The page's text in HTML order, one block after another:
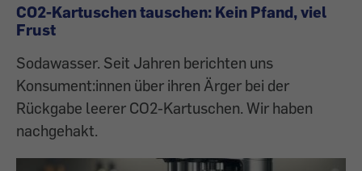
CO2-Kartuschen tauschen: Kein Pfand, viel
Frust
Sodawasser. Seit Jahren berichten uns
Konsument:innen über ihren Ärger bei der
Rückgabe leerer CO2-Kartuschen. Wir haben
nachgehakt.